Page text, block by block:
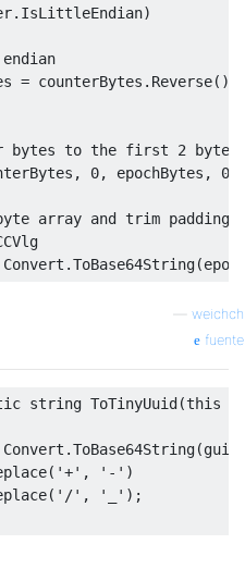
=
bytes to the first 2 bytes
0, epochBytes, 0
array and trim padding
weichch
fuente
string ToTinyUuid(this
'+' , '-'
'/' , '_'